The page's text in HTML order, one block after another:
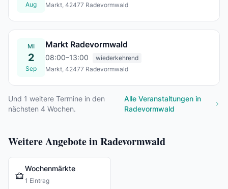
Aug
Markt, 42477 Radevormwald
MI
2
Sep
Markt Radevormwald
08:00–13:00
wiederkehrend
Markt, 42477 Radevormwald
Und 1 weitere Termine in den
nächsten 4 Wochen.
Alle Veranstaltungen in
Radevormwald
Weitere Angebote in Radevormwald
🧺
Wochenmärkte
1 Eintrag